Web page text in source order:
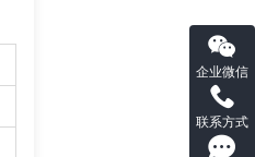
企业微信
联系方式